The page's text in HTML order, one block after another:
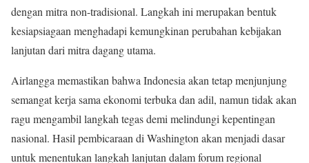
dengan mitra non-tradisional. Langkah ini merupakan bentuk
kesiapsiagaan menghadapi kemungkinan perubahan kebijakan
lanjutan dari mitra dagang utama.
Airlangga memastikan bahwa Indonesia akan tetap menjunjung
semangat kerja sama ekonomi terbuka dan adil, namun tidak akan
ragu mengambil langkah tegas demi melindungi kepentingan
nasional. Hasil pembicaraan di Washington akan menjadi dasar
untuk menentukan langkah lanjutan dalam forum regional